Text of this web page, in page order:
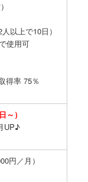
以上で10日）
使用可
得率 75％
）
UP♪
円／月）